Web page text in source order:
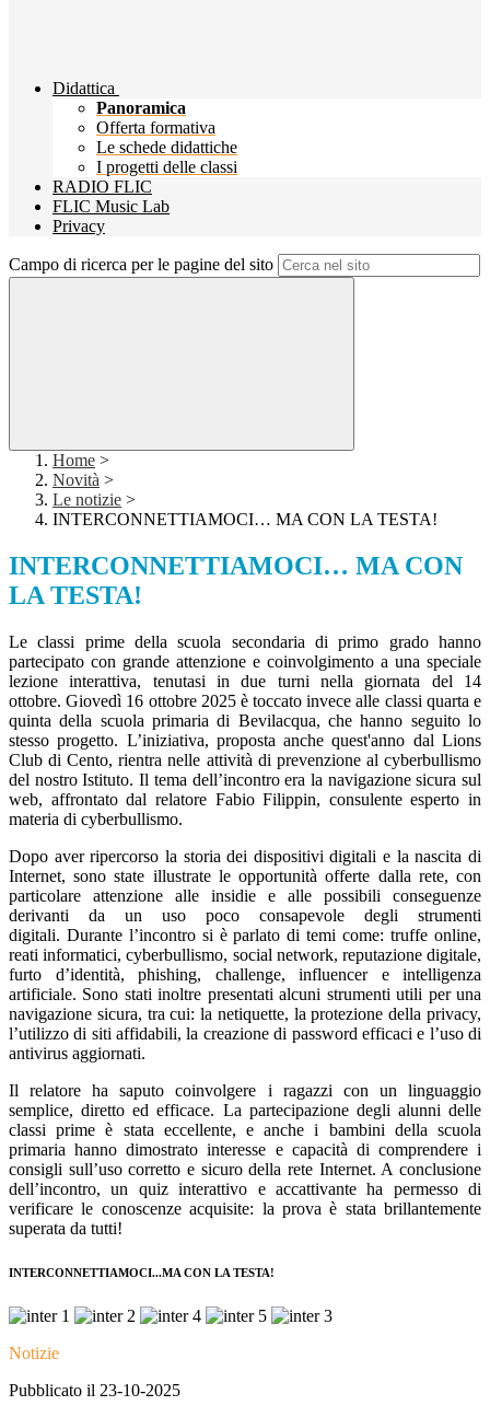
Didattica
Panoramica
Offerta formativa
Le schede didattiche
I progetti delle classi
RADIO FLIC
FLIC Music Lab
Privacy
Campo di ricerca per le pagine del sito
Home >
Novità >
Le notizie >
INTERCONNETTIAMOCI… MA CON LA TESTA!
INTERCONNETTIAMOCI… MA CON
LA TESTA!
Le classi prime della scuola secondaria di primo grado hanno
partecipato con grande attenzione e coinvolgimento a una speciale
lezione interattiva, tenutasi in due turni nella giornata del 14
ottobre. Giovedì 16 ottobre 2025 è toccato invece alle classi quarta e
quinta della scuola primaria di Bevilacqua, che hanno seguito lo
stesso progetto. L’iniziativa, proposta anche quest'anno dal Lions
Club di Cento, rientra nelle attività di prevenzione al cyberbullismo
del nostro Istituto. Il tema dell’incontro era la navigazione sicura sul
web, affrontato dal relatore Fabio Filippin, consulente esperto in
materia di cyberbullismo.
Dopo aver ripercorso la storia dei dispositivi digitali e la nascita di
Internet, sono state illustrate le opportunità offerte dalla rete, con
particolare attenzione alle insidie e alle possibili conseguenze
derivanti da un uso poco consapevole degli strumenti
digitali. Durante l’incontro si è parlato di temi come: truffe online,
reati informatici, cyberbullismo, social network, reputazione digitale,
furto d’identità, phishing, challenge, influencer e intelligenza
artificiale. Sono stati inoltre presentati alcuni strumenti utili per una
navigazione sicura, tra cui: la netiquette, la protezione della privacy,
l’utilizzo di siti affidabili, la creazione di password efficaci e l’uso di
antivirus aggiornati.
Il relatore ha saputo coinvolgere i ragazzi con un linguaggio
semplice, diretto ed efficace. La partecipazione degli alunni delle
classi prime è stata eccellente, e anche i bambini della scuola
primaria hanno dimostrato interesse e capacità di comprendere i
consigli sull’uso corretto e sicuro della rete Internet. A conclusione
dell’incontro, un quiz interattivo e accattivante ha permesso di
verificare le conoscenze acquisite: la prova è stata brillantemente
superata da tutti!
INTERCONNETTIAMOCI...MA CON LA TESTA!
Notizie
Pubblicato il 23-10-2025